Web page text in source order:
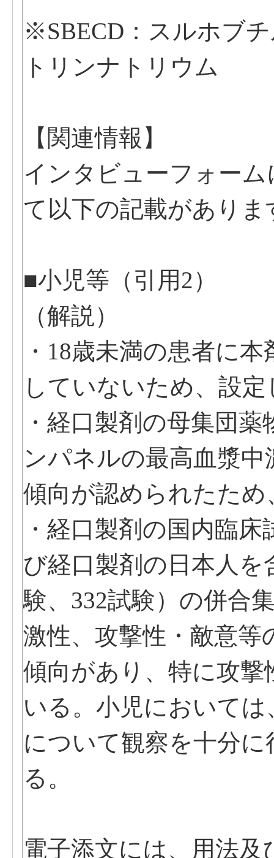
※SBECD：スルホブ
トリンナトリウム
【関連情報】
インタビューフォー
て以下の記載がありま
■小児等（引用2）
（解説）
・18歳未満の患者に
していないため、設定
・経口製剤の母集団
ンパネルの最高血漿
傾向が認められたため
・経口製剤の国内臨
び経口製剤の日本人を
験、332試験）の併合
激性、攻撃性・敵意等
傾向があり、特に攻
いる。小児において
について観察を十分
る。
電子添文には、用法